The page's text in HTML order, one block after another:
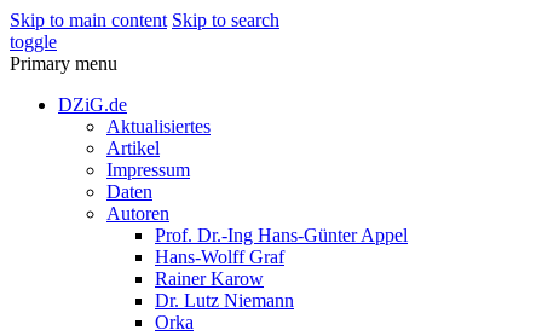
Skip to main content Skip to search
toggle
Primary menu
DZiG.de
Aktualisiertes
Artikel
Impressum
Daten
Autoren
Prof. Dr.-Ing Hans-Günter Appel
Hans-Wolff Graf
Rainer Karow
Dr. Lutz Niemann
Orka